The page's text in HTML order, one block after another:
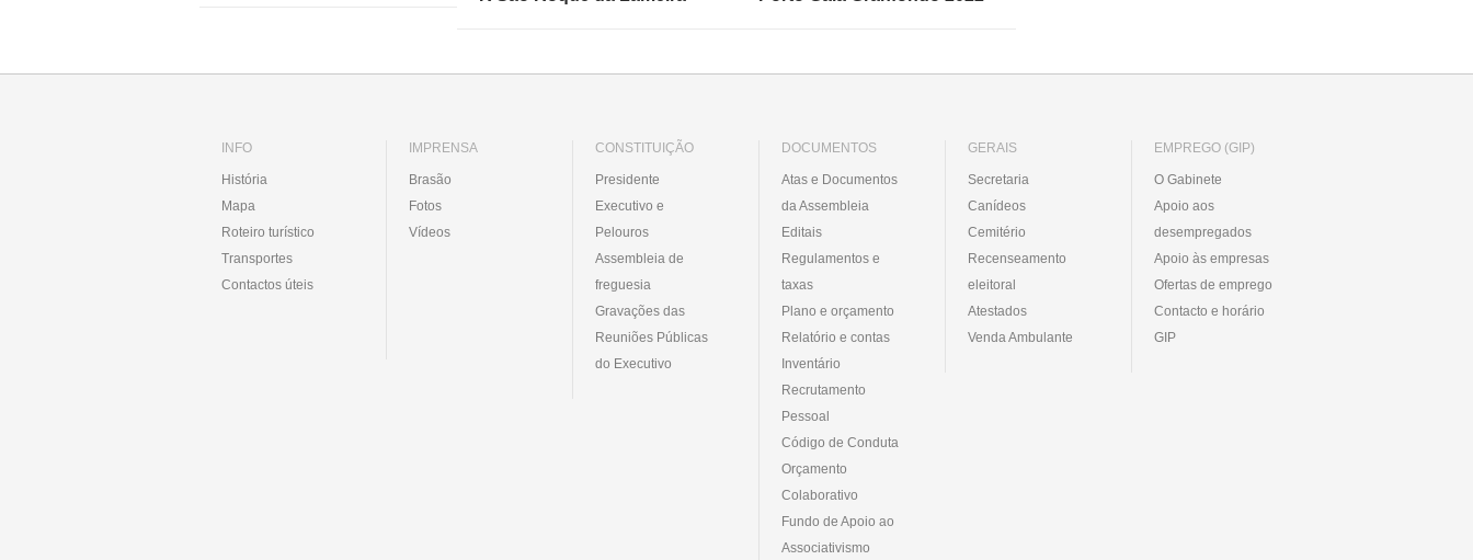
INFO
História
Mapa
Roteiro turístico
Transportes
Contactos úteis
IMPRENSA
Brasão
Fotos
Vídeos
CONSTITUIÇÃO
Presidente
Executivo e
Pelouros
Assembleia de
freguesia
Gravações das
Reuniões Públicas
do Executivo
DOCUMENTOS
Atas e Documentos
da Assembleia
Editais
Regulamentos e
taxas
Plano e orçamento
Relatório e contas
Inventário
Recrutamento
Pessoal
Código de Conduta
Orçamento
Colaborativo
Fundo de Apoio ao
Associativismo
GERAIS
Secretaria
Canídeos
Cemitério
Recenseamento
eleitoral
Atestados
Venda Ambulante
EMPREGO (GIP)
O Gabinete
Apoio aos
desempregados
Apoio às empresas
Ofertas de emprego
Contacto e horário
GIP